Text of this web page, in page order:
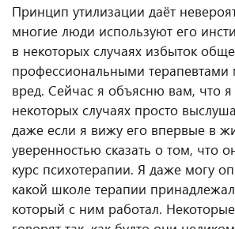
Принцип утилизации даёт
многие люди используют его
в некоторых случаях избыток
профессиональными
вред. Сейчас я объясню вам, что
некоторых случаях просто
даже если я вижу его впервые в
уверенностью сказать о том, что
курс психотерапии. Я даже могу
какой школе терапии принадлежал
который с ним работал.